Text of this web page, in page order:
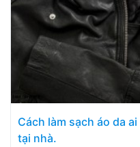
Cách làm sạch áo da
tại nhà.